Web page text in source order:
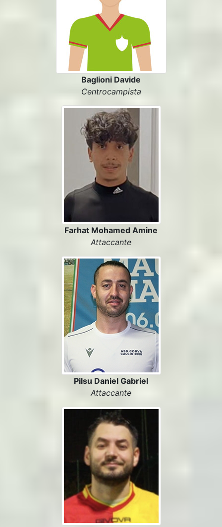
Baglioni Davide
Centrocampista
Farhat Mohamed Amine
Attaccante
Pilsu Daniel Gabriel
Attaccante